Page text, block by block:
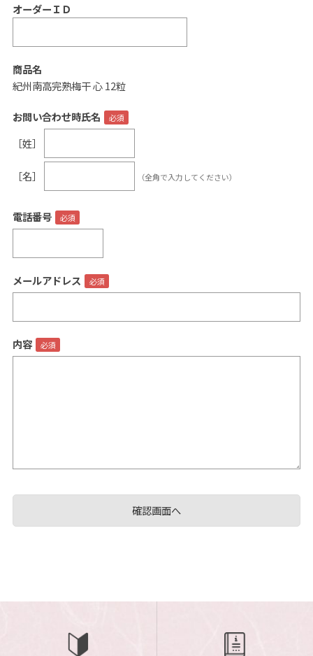
ギフトサービス
お問い合わせ
0120-12-2486
【営業時間】8:30～17:30
休業日：日曜・祝日／土曜は不定休
お問い合わせフォームはこちら
オーダーＩＤ
商品名
紀州南高完熟梅干 心 12粒
お問い合わせ時氏名
［姓］
［名］ （全角で入力してください）
電話番号
メールアドレス
内容